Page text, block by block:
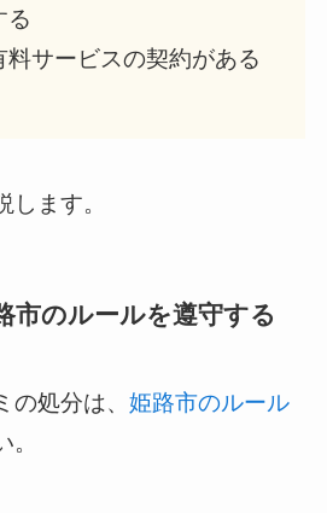
る
サービスの契約がある
ます。
市のルールを遵守する
処分は、 姫路市のルール